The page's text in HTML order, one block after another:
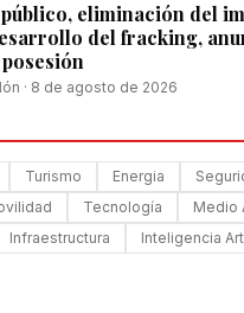
eliminación del
del fracking,
· 8 de agosto de 2026
Turismo Energia
Tecnología
Medio
Infraestructura Inteligencia